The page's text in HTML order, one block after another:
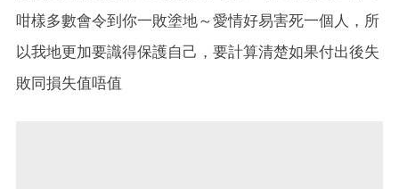
咁樣多數會令到你一敗塗地～愛情好易害死一個人，所
以我地更加要識得保護自己，要計算清楚如果付出後失
敗同損失值唔值